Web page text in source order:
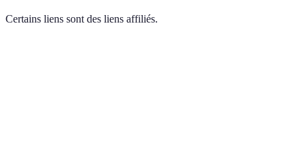
Certains liens sont des liens affiliés.